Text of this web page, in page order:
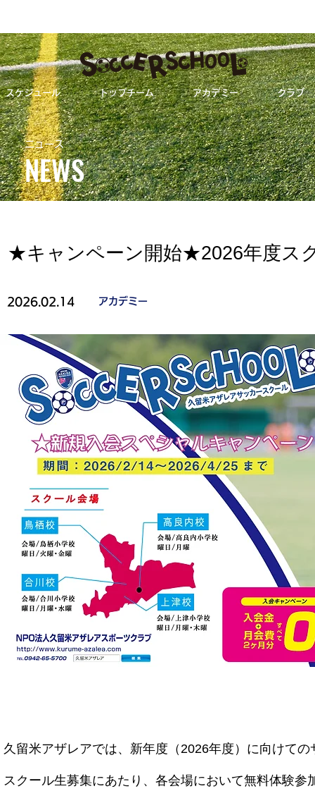
スケジュール トップチーム アカデミー クラブ
★キャンペーン開始★2026年度スクール新規
ALL トップチーム
★キャンペーン開始★2026年度ス
2026.02.14 アカデミー
久留米アザレアでは、新年度（2026年度）に向けて
スクール生募集にあたり、各会場において無料体験
NEWS
ニュース